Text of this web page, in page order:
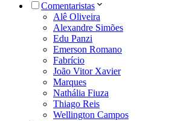
Comentaristas
Alê Oliveira
Alexandre Simões
Edu Panzi
Emerson Romano
Fabrício
João Vitor Xavier
Marques
Nathália Fiuza
Thiago Reis
Wellington Campos